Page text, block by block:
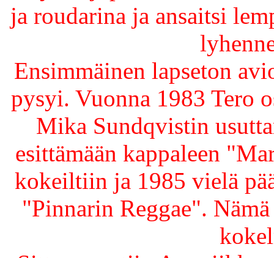
ja roudarina ja ansaitsi
Ensimmäinen lapseton
pysyi. Vuonna 1983 Tero
Mika Sundqvistin
esittämään kappaleen
kokeiltiin ja 1985 vielä
"Pinnarin Reggae".